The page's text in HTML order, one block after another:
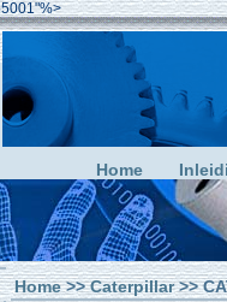
Home
Home>>Caterpillar>>